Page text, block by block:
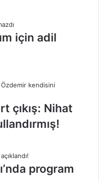
için adil
çıkış: Nihat
program